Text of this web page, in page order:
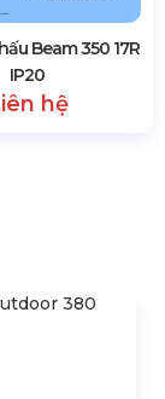
Beam 350 17R
IP20
hệ
380